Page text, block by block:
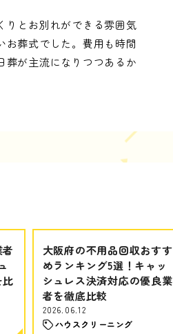
りとお別れができる雰囲気
お葬式でした。費用も時間
葬が主流になりつつあるか
大阪府の不用品回収おすす
めランキング5選！キャッ
シュレス決済対応の優良業
者を徹底比較
2026.06.12
ハウスクリーニング